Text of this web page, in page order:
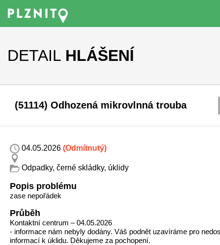
DETAIL HLÁŠENÍ
(51114) Odhozená mikrovlnná trouba
04.05.2026 (Odmítnutý)
Odpadky, černé skládky, úklidy
Popis problému
zase nepořádek
Průběh
Kontaktní centrum – 04.05.2026
- informace nám nebyly dodány. Váš podnět uzavíráme pro
informací k úklidu. Děkujeme za pochopení.